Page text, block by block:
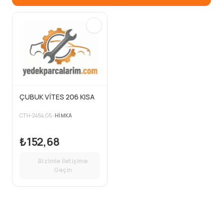
ÇUBUK VİTES 206 KISA
CTH-2454.G5• HIMKA
₺152,68
Bizimle İletişime
Geçin